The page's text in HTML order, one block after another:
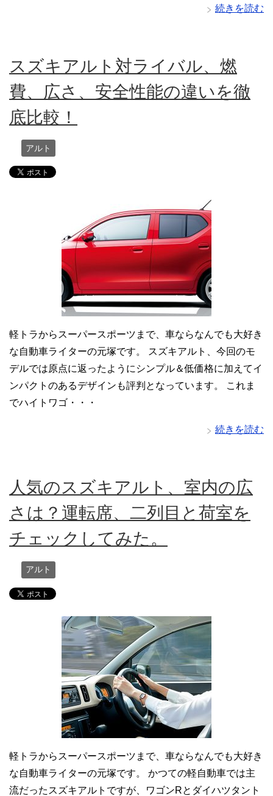
続きを読む
スズキアルト対ライバル、燃
費、広さ、安全性能の違いを徹
底比較！
アルト
軽トラからスーパースポーツまで、車ならなんでも大好き
な自動車ライターの元塚です。 スズキアルト、今回のモ
デルでは原点に返ったようにシンプル＆低価格に加えてイ
ンパクトのあるデザインも評判となっています。 これま
でハイトワゴ・・・
続きを読む
人気のスズキアルト、室内の広
さは？運転席、二列目と荷室を
チェックしてみた。
アルト
軽トラからスーパースポーツまで、車ならなんでも大好き
な自動車ライターの元塚です。 かつての軽自動車では主
流だったスズキアルトですが、ワゴンRとダイハツタント